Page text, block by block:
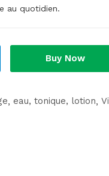
au quotidien.
Buy Now
eau, tonique, lotion